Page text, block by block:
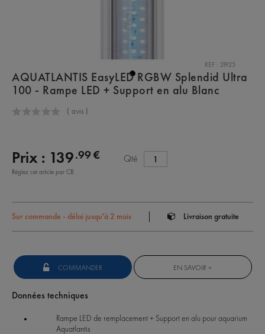
REF : 21925
AQUATLANTIS EasyLED RGBW Splendid Ultra
100 - Rampe LED + Support en alu Blanc
( avis )
Prix : 139 .99 € Qté
Réglez cet article par CB
Sur commande - délai jusqu'à 2 mois Livraison gratuite
COMMANDER EN SAVOIR +
Données techniques
Rampe LED de remplacement + Support en alu pour aquarium
Aquatlantis